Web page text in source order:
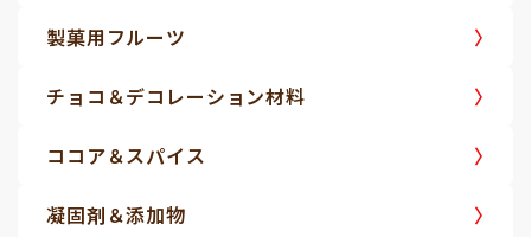
製菓用フルーツ
チョコ＆デコレーション材料
ココア＆スパイス
凝固剤＆添加物